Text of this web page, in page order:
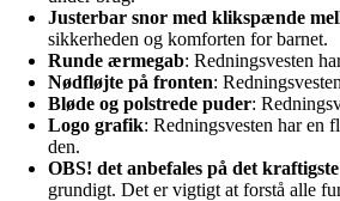
Justerbar snor med klikspænde
sikkerheden og komforten for barnet.
Runde ærmegab: Redningsvesten
Nødfløjte på fronten:
Bløde og polstrede puder:
Logo grafik: Redningsvesten har en
den.
OBS! det anbefales på det
grundigt. Det er vigtigt at forstå alle